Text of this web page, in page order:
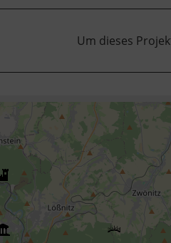
Um dieses